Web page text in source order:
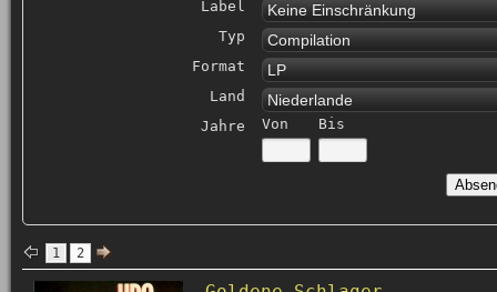
Label Keine Einschränkung
Typ Compilation
Format LP
Land Niederlande
Jahre Von Bis
1 2